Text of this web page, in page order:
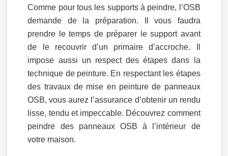
Comme pour tous les supports à peindre, l’OSB
demande de la préparation. Il vous faudra
prendre le temps de préparer le support avant
de le recouvrir d’un primaire d’accroche. Il
impose aussi un respect des étapes dans la
technique de peinture. En respectant les étapes
des travaux de mise en peinture de panneaux
OSB, vous aurez l’assurance d’obtenir un rendu
lisse, tendu et impeccable. Découvrez comment
peindre des panneaux OSB à l’intérieur de
votre maison.